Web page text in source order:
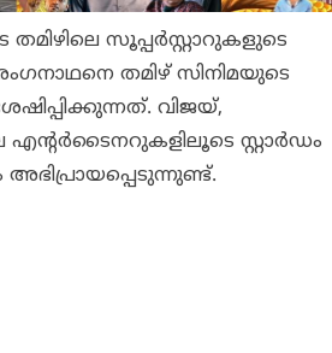
സൂപ്പര്‍സ്റ്റാറുകളുടെ
തമിഴ് സിനിമയുടെ
വിജയ്,
സ്റ്റാര്‍ഡം